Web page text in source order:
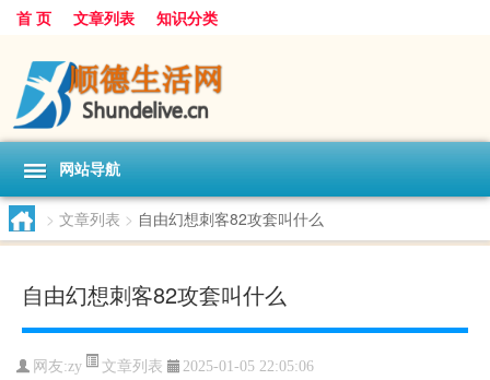
首 页 文章列表 知识分类
网站导航
> 文章列表 > 自由幻想刺客82攻套叫什么
自由幻想刺客82攻套叫什么
网友:zy 文章列表 2025-01-05 22:05:06